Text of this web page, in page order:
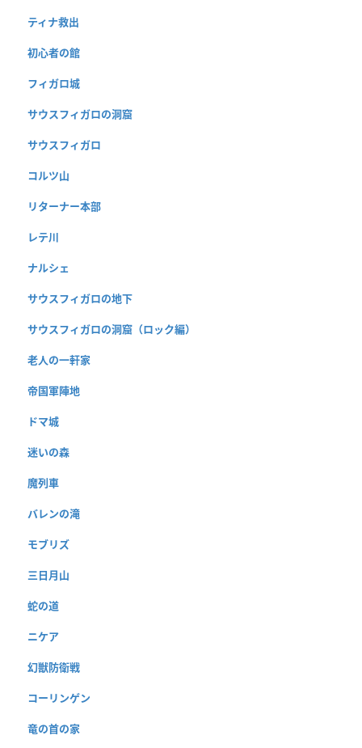
ティナ救出
初心者の館
フィガロ城
サウスフィガロの洞窟
サウスフィガロ
コルツ山
リターナー本部
レテ川
ナルシェ
サウスフィガロの地下
サウスフィガロの洞窟（ロック編）
老人の一軒家
帝国軍陣地
ドマ城
迷いの森
魔列車
バレンの滝
モブリズ
三日月山
蛇の道
ニケア
幻獣防衛戦
コーリンゲン
竜の首の家